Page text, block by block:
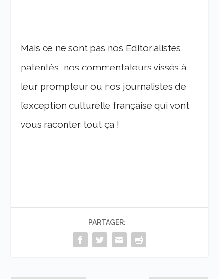
Mais ce ne sont pas nos Editorialistes
patentés, nos commentateurs vissés à
leur prompteur ou nos journalistes de
l’exception culturelle française qui vont
vous raconter tout ça !
PARTAGER: